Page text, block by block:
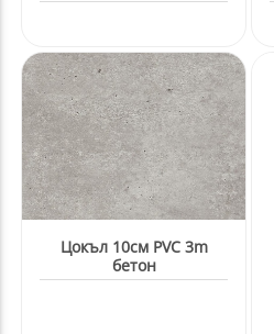
Цокъл 10см PVC 3m
бетон